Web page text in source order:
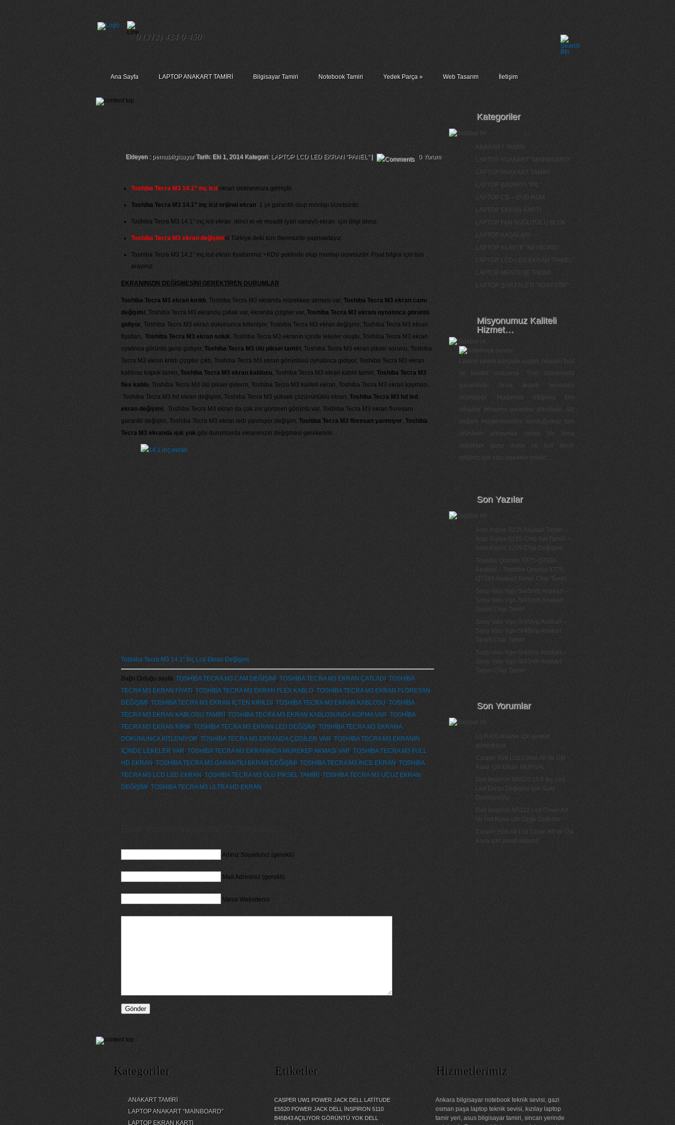
0 (312) 424 0 450
Ana Sayfa LAPTOP ANAKART TAMİRİ Bilgisayar Tamiri Notebook Tamiri Yedek Parça» Web Tasarım İletişim
Ekleyen : pemabilgisayarTarih: Eki 1, 2014 Kategori: LAPTOP LCD LED EKRAN "PANEL"| 0 Yorum
Toshiba Tecra M3 14.1” inç lcd ekran stoklarımıza girmiştir.
Toshiba Tecra M3 14.1” inç lcd orijinal ekran1 yıl garantili olup montajı ücretsizdir.
Toshiba Tecra M3 14.1” inç lcd ekran ikinci el ve muadil (yan sanayi) ekran için bilgi alınız.
Toshiba Tecra M3 ekran değişimini Türkiye deki tüm illerimizde yapmaktayız.
Toshiba Tecra M3 14.1” inç lcd ekran fiyatlarımız +KDV şeklinde olup montajı ücretsizdir. Fiyat bilgisi için bizi
arayınız.
EKRANINIZIN DEĞİŞMESİNİ GEREKTİREN DURUMLAR
Toshiba Tecra M3 ekran kırıldı, Toshiba Tecra M3 ekranda mürekkep akması var, Toshiba Tecra M3 ekran camı
değişimi, Toshiba Tecra M3 ekranda çatlak var, ekranda çizgiler var, Toshiba Tecra M3 ekranı oynatınca görüntü
gidiyor, Toshiba Tecra M3 ekran dokununca kitleniyor, Toshiba Tecra M3 ekran değişimi, Toshiba Tecra M3 ekran
fiyatları, Toshiba Tecra M3 ekran soluk, Toshiba Tecra M3 ekranın içinde lekeler oluştu, Toshiba Tecra M3 ekran
oyatınca görüntü gelip gidiyor, Toshiba Tecra M3 ölü piksel tamiri, Toshiba Tecra M3 ekran piksel sorunu, Toshiba
Tecra M3 ekran krıldı çizgiler çıktı, Toshiba Tecra M3 ekran görüntüsü oynatınca gidiyor, Toshiba Tecra M3 ekran
kablosu kopuk tamiri, Toshiba Tecra M3 ekran kablosu, Toshiba Tecra M3 ekran kablo tamiri, Toshiba Tecra M3
flex kablo, Toshiba Tecra M3 ölü piksel giderm, Toshiba Tecra M3 kaliteli ekran, Toshiba Tecra M3 ekran kayması,
Toshiba Tecra M3 hd ekran değişimi, Toshiba Tecra M3 yüksek çözünürlüklü ekran, Toshiba Tecra M3 hd led
ekran değişimi, Toshiba Tecra M3 ekran da çok zor görünen görüntü var, Toshiba Tecra M3 ekran floresanı
garantili değişim, Toshiba Tecra M3 ekran ledi yanmıyor değişim, Toshiba Tecra M3 floresan yanmıyor, Toshiba
Tecra M3 ekranda ışık yokgibi durumlarda ekranınızın değişmesi gerekebilir.
Toshiba Tecra M3 14.1” İnç Lcd Ekran Değişimi
Bağlı Olduğu sayfa: TOSHİBA TECRA M3 CAM DEĞİŞİMİ , TOSHİBA TECRA M3 EKRAN ÇATLADI , TOSHİBA
TECRA M3 EKRAN FİYATI , TOSHİBA TECRA M3 EKRAN FLEX KABLO, TOSHİBA TECRA M3 EKRAN FLORESAN
DEĞİŞİMİ , TOSHİBA TECRA M3 EKRAN İÇTEN KIRILDI , TOSHİBA TECRA M3 EKRAN KABLOSU, TOSHİBA
TECRA M3 EKRAN KABLOSU TAMİRİ , TOSHİBA TECRA M3 EKRAN KABLOSUNDA KOPMA VAR, TOSHİBA
TECRA M3 EKRAN KIRIK, TOSHİBA TECRA M3 EKRAN LED DEĞİŞİMİ , TOSHİBA TECRA M3 EKRANA
DOKUNUNCA KİTLENİYOR, TOSHİBA TECRA M3 EKRANDA ÇİZGİLER VAR, TOSHİBA TECRA M3 EKRANIN
İÇİNDE LEKELER VAR, TOSHİBA TECRA M3 EKRANINDA MÜREKEP AKMASI VAR, TOSHİBA TECRA M3 FULL
HD EKRAN , TOSHİBA TECRA M3 GARANTİLİ EKRAN DEĞİŞİMİ , TOSHİBA TECRA M3 İNCE EKRAN , TOSHİBA
TECRA M3 LCD LED EKRAN , TOSHİBA TECRA M3 ÖLÜ PİKSEL TAMİRİ , TOSHİBA TECRA M3 UCUZ EKRAN
DEĞİŞİMİ , TOSHİBA TECRA M3 ULTRA HD EKRAN
Adınız Soyadonız (gerekli)
Mail Adresiniz (gerekli)
Varsa Websiteniz
Kategoriler
ANAKART TAMİRİ
LAPTOP ANAKART "MAİNBOARD"
LAPTOP ANAKART TAMİRİ
LAPTOP BATARYA "PİL"
LAPTOP CD – DVD ROM
LAPTOP EKRAN KARTI
LAPTOP FAN SOĞUTUCU BLOK
LAPTOP KASALARI
LAPTOP KLAVYE "KEYBORD"
LAPTOP LCD LED EKRAN "PANEL"
LAPTOP MENTEŞE TAKIMI
LAPTOP ŞARJ ALETİ "ADAPTÖR"
Misyonumuz Kaliteli
Hizmet…
Laptop yedek parçada uygun, hesaplı fiyat
ve kaliteli malzeme. Tüm ürünlerimiz
garantilidir. Arıza tespiti tamamen
ücretsizdir. Müdahale ettiğimiz tüm
cihazlar firmamız garantisi altındadır. Siz
değerli müşterilerimize sunduğumuz tüm
ürünlerin arkasında duran bir firma
olmaktan gurur duyar ve bizi tercih
ettiğiniz için size teşekkür ederiz...
Son Yazılar
Acer Aspire 5235 Anakart Tamiri –
Acer Aspire 5235 Chip Set Tamiri –
Acer Aspire 5235 Chip Değişimi
Toshiba Qosmio X775-Q7384
Anakart – Toshiba Qosmio X775-
Q7384 Anakart Tamiri Chip Tamiri
Sony Vaio Vgn-Sr45m/b Anakart –
Sony Vaio Vgn-Sr45m/b Anakart
Tamiri Chip Tamiri
Sony Vaio Vgn-Sr45h/p Anakart –
Sony Vaio Vgn-Sr45h/p Anakart
Tamiri Chip Tamiri
Sony Vaio Vgn-Sr45h/n Anakart –
Sony Vaio Vgn-Sr45h/n Anakart
Tamiri Chip Tamiri
Son Yorumlar
Lg R400 Klavye için
şevket
güneykaya
Casper Tw8 Lcd Cover Alt Ve Üst
Kasa
için
Erkan MURSAL
Dell Inspiron N5010 15.6 İnç Lcd
Led Ekran Değişimi
Suat
Demircioğlu
Dell İnspiron N5110 Lcd Cover Alt
Ve Üst Kasa
için
Özge Özdemir
Casper H36 Ati Lcd Cover Alt Ve Üst
Kasa
için yusuf akbulut
Kategoriler
ANAKART TAMİRİ
LAPTOP ANAKART “MAİNBOARD”
LAPTOP EKRAN KARTI
Etiketler
CASPER UW1 POWER JACK DELL LATİTUDE
E5520 POWER JACK DELL İNSPİRON 5110
B45B43 AÇILIYOR GÖRÜNTÜ YOK DELL
Hizmetlerimiz
Ankara bilgisayar notebook teknik sevisi, gazi
osman paşa laptop teknik sevisi, kızılay laptop
tamir yeri, asus bilgisayar tamiri, sincan yerinde